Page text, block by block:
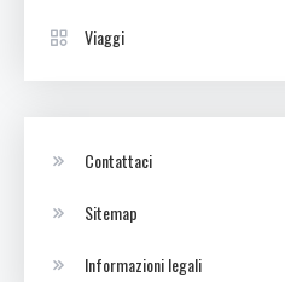
Viaggi
Contattaci
Sitemap
Informazioni legali